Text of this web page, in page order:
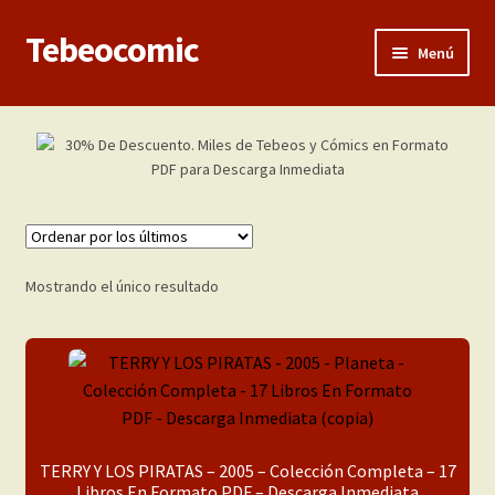
Ir
Ir
al
Tebeocomic Menú
Inicio
Franco-Belga
Adultos
Porno 3D
Inéditas
el
Mostrando el único resultado
TERRY Y LOS PIRATAS – 2005 – Colección Completa – 17